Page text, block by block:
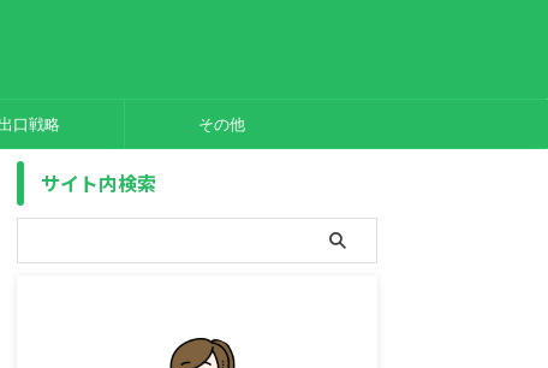
口戦略 その他
サイト内検索